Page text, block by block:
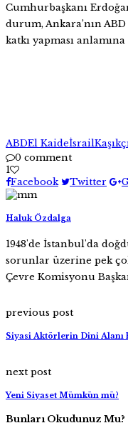
Cumhurbaşkanı
durum, Ankara’nın
katkı yapması
ABDEl Kaideİsrail
0 comment
1
Facebook
Twitter
Haluk Özdalga
1948'de İstanbul'da
sorunlar üzerine pek
Çevre Komisyonu
previous post
Siyasi Aktörlerin Dini Alanı
next post
Yeni Siyaset Mümkün mü?
Bunları Okudunuz Mu?